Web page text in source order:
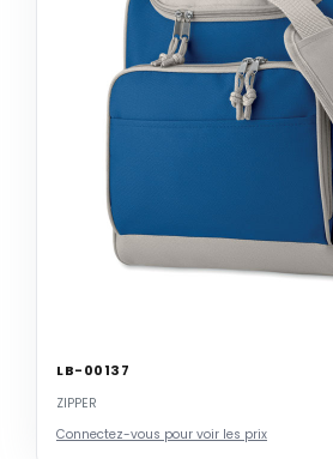
LB-00137
ZIPPER
Connectez-vous pour voir les prix